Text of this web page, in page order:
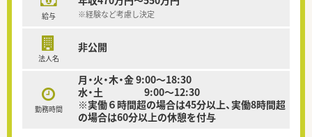
給与 ※経験など考慮し決定
法人名
非公開
勤務時間
月・火・木・金 9:00～18:30
水・土 9:00～12:30
※実働６時間超の場合は45分以上、実働8時間超
の場合は60分以上の休憩を付与